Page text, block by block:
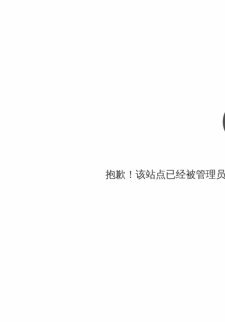
抱歉！该站点已经被管理